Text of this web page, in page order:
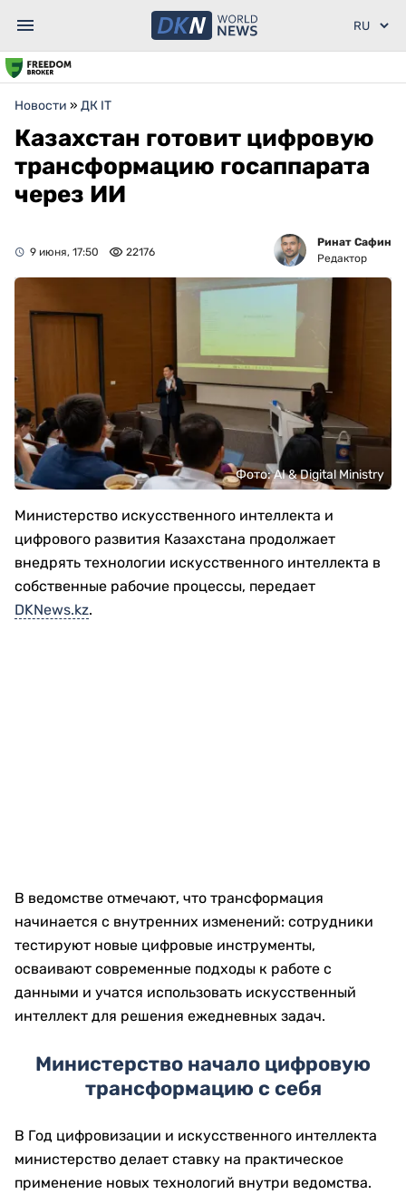
Новости » ДК IT
Казахстан готовит цифровую
трансформацию госаппарата
через ИИ
9 июня, 17:50 22176
Ринат Сафин
Редактор
Фото: AI & Digital Ministry
Министерство искусственного интеллекта и
цифрового развития Казахстана продолжает
внедрять технологии искусственного интеллекта в
собственные рабочие процессы, передает
DKNews.kz.
В ведомстве отмечают, что трансформация
начинается с внутренних изменений: сотрудники
тестируют новые цифровые инструменты,
осваивают современные подходы к работе с
данными и учатся использовать искусственный
интеллект для решения ежедневных задач.
Министерство начало цифровую
трансформацию с себя
В Год цифровизации и искусственного интеллекта
министерство делает ставку на практическое
применение новых технологий внутри ведомства.